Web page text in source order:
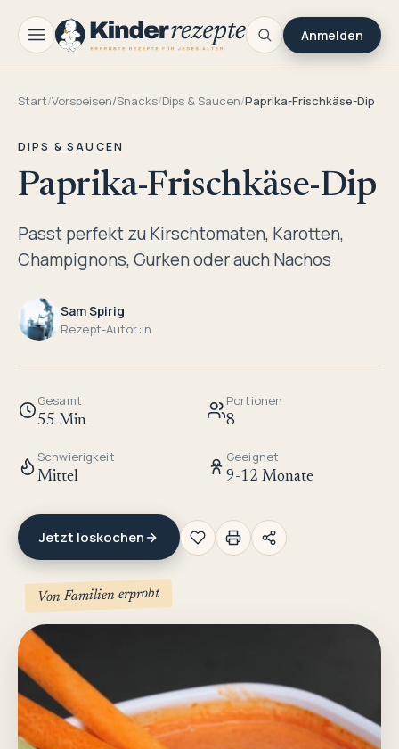
Anmelden
Start/Vorspeisen/Snacks/Dips & Saucen/Paprika-Frischkäse-Dip
DIPS & SAUCEN
Paprika-Frischkäse-Dip
Passt perfekt zu Kirschtomaten, Karotten,
Champignons, Gurken oder auch Nachos
Sam Spirig
Rezept-Autor:in
Gesamt
55 Min
Portionen
8
Schwierigkeit
Mittel
Geeignet
9-12 Monate
Jetzt loskochen
Von Familien erprobt